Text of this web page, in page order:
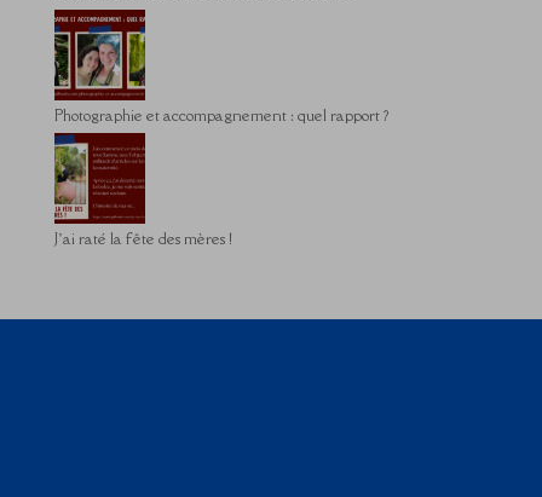
Photographie et accompagnement : quel rapport ?
J’ai raté la fête des mères !